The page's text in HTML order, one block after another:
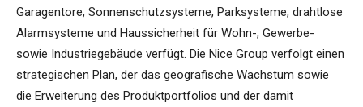
Garagentore, Sonnenschutzsysteme, Parksysteme, drahtlose
Alarmsysteme und Haussicherheit für Wohn-, Gewerbe-
sowie Industriegebäude verfügt. Die Nice Group verfolgt einen
strategischen Plan, der das geografische Wachstum sowie
die Erweiterung des Produktportfolios und der damit